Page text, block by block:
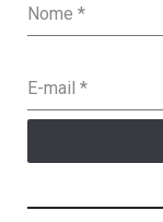
Nome *
E-mail *